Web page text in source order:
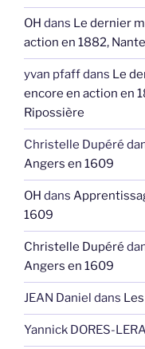
OH dans Le dernier
action en 1882,
yvan pfaffdans Le
encore en action en
Ripossière
Christelle Dupéré
Angers en 1609
OH dans
1609
Christelle Dupéré
Angers en 1609
JEAN Daniel dans
Yannick DORES-